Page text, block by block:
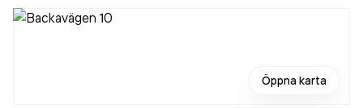
Öppna karta